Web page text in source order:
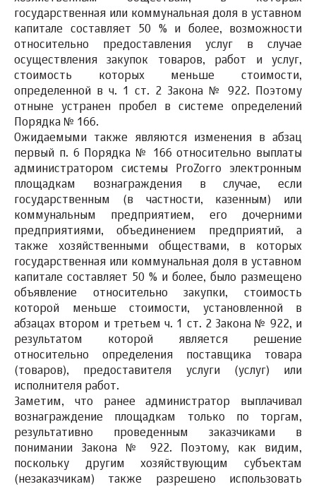
государственная или коммунальная доля в уставном
капитале составляет 50 % и более, возможности
относительно предоставления услуг в случае
осуществления закупок товаров, работ и услуг,
стоимость которых меньше стоимости,
определенной в ч. 1 ст. 2 Закона № 922. Поэтому
отныне устранен пробел в системе определений
Порядка № 166.
Ожидаемыми также являются изменения в абзац
первый п. 6 Порядка № 166 относительно выплаты
администратором системы ProZorro электронным
площадкам вознаграждения в случае, если
государственным (в частности, казенным) или
коммунальным предприятием, его дочерними
предприятиями, объединением предприятий, а
также хозяйственными обществами, в которых
государственная или коммунальная доля в уставном
капитале составляет 50 % и более, было размещено
объявление относительно закупки, стоимость
которой меньше стоимости, установленной в
абзацах втором и третьем ч. 1 ст. 2 Закона № 922, и
результатом которой является решение
относительно определения поставщика товара
(товаров), предоставителя услуги (услуг) или
исполнителя работ.
Заметим, что ранее администратор выплачивал
вознаграждение площадкам только по торгам,
результативно проведенным заказчиками в
понимании Закона № 922. Поэтому, как видим,
поскольку другим хозяйствующим субъектам
(незаказчикам) также разрешено использовать